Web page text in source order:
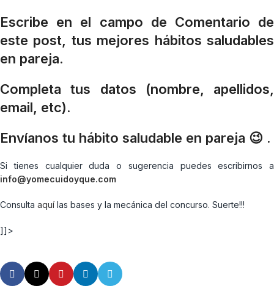
Escribe en el campo de Comentario de
este post, tus mejores hábitos saludables
en pareja.
Completa tus datos (nombre, apellidos,
email, etc).
Envíanos tu hábito saludable en pareja 😉 .
Si tienes cualquier duda o sugerencia puedes escribirnos a
info@yomecuidoyque.com
Consulta aquí las bases y la mecánica del concurso. Suerte!!!
]]>